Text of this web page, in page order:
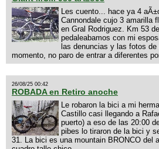
Les cuento... hace ya 4
Cannondale cujo 3 amarilla
en Gral Rodriguez. Km 53
pedaleabamos con mi
las denuncias y las fotos
momento, no paro de entrar a diferentes
26/08/25 00:42
ROBADA en Retiro anoche
Le robaron la bici a mi
Castillo casi llegando a
puerto) a eso de las 20:00
pibes lo tiraron de la bici y
31. La bici es una mountain BRONCO del